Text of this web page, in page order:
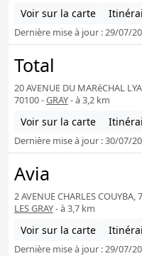
Voir sur la carte
Dernière mise à jour : 29/07/
Total
20 AVENUE DU MARéCHAL
70100 -GRAY- à 3,2 km
Voir sur la carte
Dernière mise à jour : 30/07/
Avia
2 AVENUE CHARLES COUYBA,
LES GRAY- à 3,7 km
Voir sur la carte
Dernière mise à jour : 29/07/